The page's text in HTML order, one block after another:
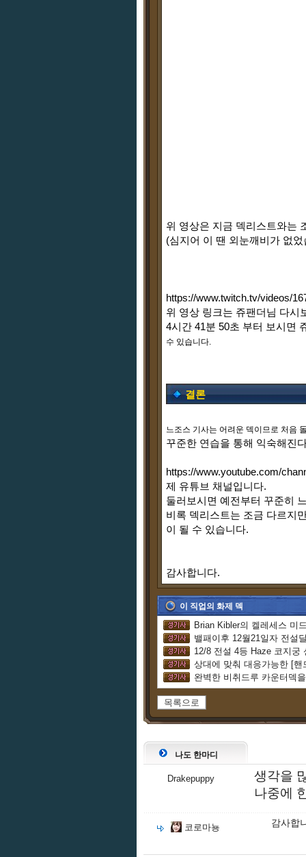
위 영상은 지금 덱리스트와는
(심지어 이 땐 외눈깨비가 없었
https://www.twitch.tv/videos/
위 영상 링크는 쥬팬더님 다시
4시간 41분 50초 부터 보시면
수 있습니다.
결론
느조스 기사는 어려운 덱이므로 처음
꾸준한 연습을 통해 익숙해진
https://www.youtube.com/
제 유튜브 채널입니다.
둘러보시면 예전부터 꾸준히
비록 덱리스트는 조금 다르지
이 될 수 있습니다.
감사합니다.
이 직업의 화제 덱
밸패이후 12월21일자 전설
12/8 전설 4등 Haze 코지궁
상대에 맞춰 대응가능한 [핸
목록으로
나도 한마디
Drakepuppy
생각을
나중에
코로마뇽 감사합